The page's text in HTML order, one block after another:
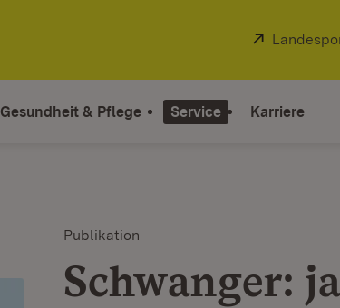
Extern:
Gesundheit & Pflege Service Karriere
Publikation
Schwanger: